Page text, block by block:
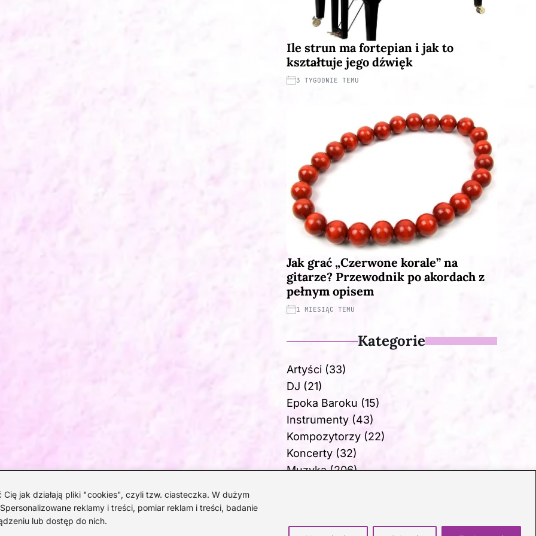
jak działają pliki "cookies", czyli tzw. ciasteczka. W dużym
reklamy i treści, pomiar reklam i treści, badanie
lub dostęp do nich.
Ile strun ma fortepian i jak to
kształtuje jego dźwięk
3 TYGODNIE TEMU
Jak grać „Czerwone korale” na
gitarze? Przewodnik po akordach z
pełnym opisem
1 MIESIĄC TEMU
Kategorie
Artyści(33)
DJ (21)
Epoka Baroku (15)
Instrumenty(43)
Kompozytorzy(22)
Koncerty(32)
Muzyka(206)